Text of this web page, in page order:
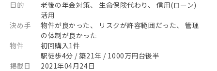
目的
老後の年金対策、 生命保険代わり、 信用(ローン)
活用
決め手
物件が良かった、 リスクが許容範囲だった、 管理
の体制が良かった
物件
初回購入1件
駅徒歩4分 / 築21年 / 1000万円台後半
掲載日
2021年04月24日